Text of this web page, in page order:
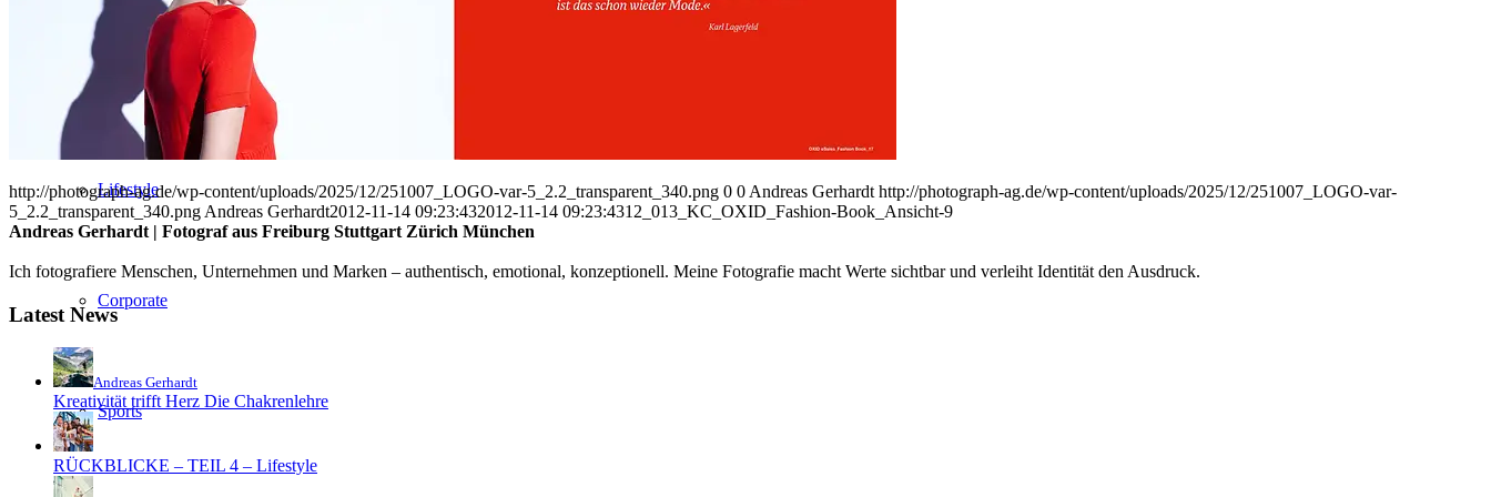
People
Lifestyle
Corporate
Sports
http://photograph-ag.de/wp-content/uploads/2025/12/251007_LOGO-var-5_2.2_transparent_340.png 0 0 Andreas Gerhardt http://photograph-ag.de/wp-content/uploads/2025/12/251007_LOGO-var-
5_2.2_transparent_340.png Andreas Gerhardt2012-11-14 09:23:432012-11-14 09:23:4312_013_KC_OXID_Fashion-Book_Ansicht-9
Andreas Gerhardt | Fotograf aus Freiburg Stuttgart Zürich München
Ich fotografiere Menschen, Unternehmen und Marken – authentisch, emotional, konzeptionell. Meine Fotografie macht Werte sichtbar und verleiht Identität den Ausdruck.
Latest News
Andreas Gerhardt
Kreativität trifft Herz Die Chakrenlehre
RÜCKBLICKE – TEIL 4 – Lifestyle